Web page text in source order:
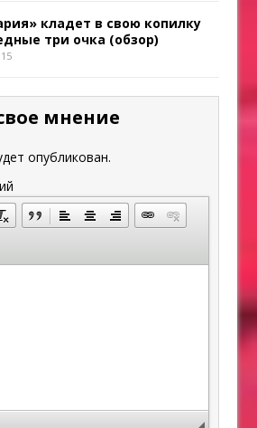
кладет в свою копилку
три очка (обзор)
мнение
опубликован.